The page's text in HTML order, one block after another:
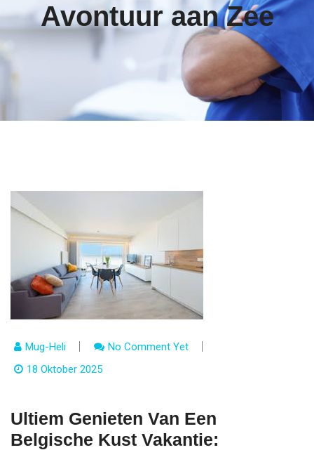
Avontuur aan Zee
Mug-Heli
No Comment Yet
18 Oktober 2025
Ultiem Genieten Van Een
Belgische Kust Vakantie: